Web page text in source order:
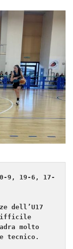
9, 19-6, 17-
dell’U17
difficile
molto
tecnico.